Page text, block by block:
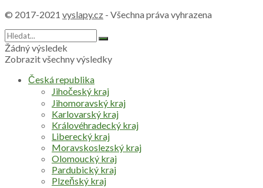
© 2017-2021 vyslapy.cz - Všechna práva vyhrazena
Žádný výsledek
Zobrazit všechny výsledky
Česká republika
Jihočeský kraj
Jihomoravský kraj
Karlovarský kraj
Královéhradecký kraj
Liberecký kraj
Moravskoslezský kraj
Olomoucký kraj
Pardubický kraj
Plzeňský kraj